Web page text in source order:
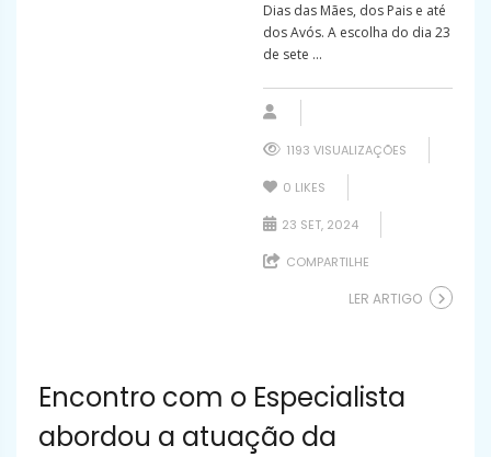
Dias das Mães, dos Pais e até
dos Avós. A escolha do dia 23
de sete ...
1193 VISUALIZAÇÕES
0 LIKES
23 SET, 2024
COMPARTILHE
LER ARTIGO
Encontro com o Especialista
abordou a atuação da